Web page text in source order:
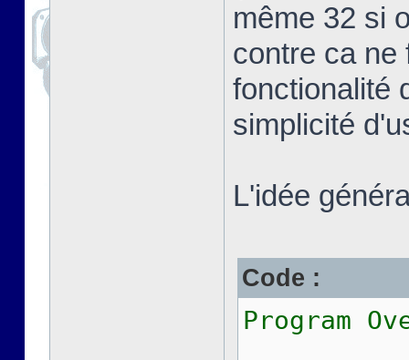
même 32 si
contre ca ne
fonctionalité
simplicité
L'idée
Code :
Program